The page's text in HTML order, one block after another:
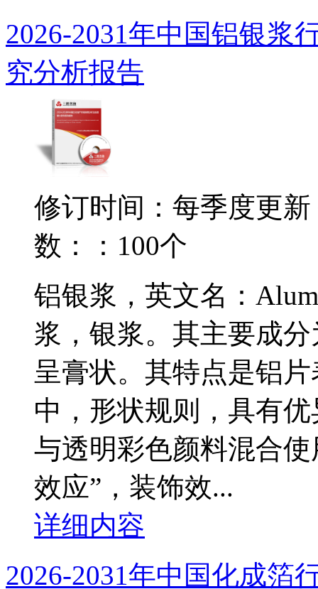
2026-2031年中国铝银浆
究分析报告
修订时间：每季度更新
数：：100个
铝银浆，英文名：
浆，银浆。其主要成
呈膏状。其特点是铝
中，形状规则，具有
与透明彩色颜料混合
效应”，装饰效...
详细内容
2026-2031年中国化成箔